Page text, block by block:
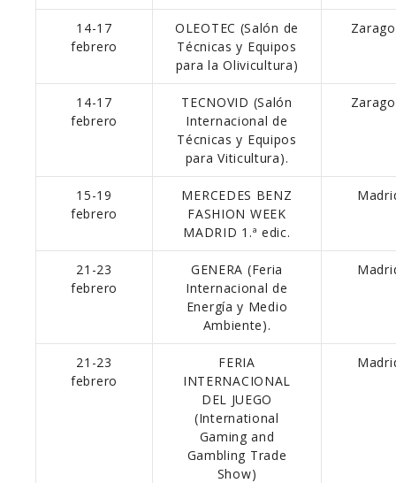
14-17
febrero
OLEOTEC (Salón de
Técnicas y Equipos
para la Olivicultura)
14-17
febrero
TECNOVID (Salón
Internacional de
Técnicas y Equipos
para Viticultura).
15-19
febrero
MERCEDES BENZ
FASHION WEEK
MADRID 1.ª edic.
21-23
febrero
GENERA (Feria
Internacional de
Energía y Medio
Ambiente).
21-23
febrero
FERIA
INTERNACIONAL
DEL JUEGO
(International
Gaming and
Gambling Trade
Show)